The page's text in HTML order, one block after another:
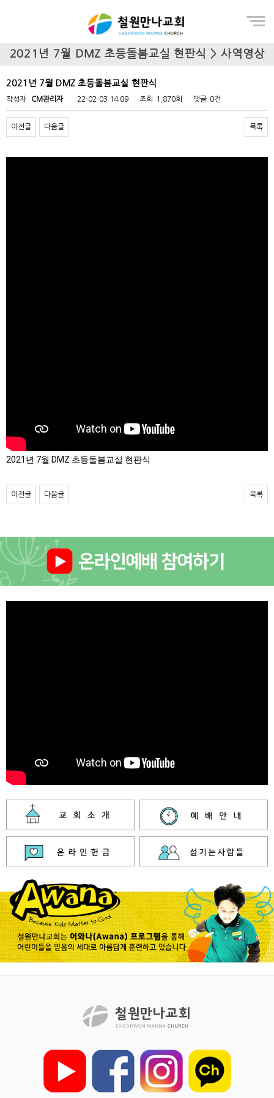
2021년 7월 DMZ 초등돌봄교실 현판식 > 사역영상
2021년 7월 DMZ 초등돌봄교실 현판식
작성자 CM관리자 22-02-03 14:09 조회 1,870회 댓글 0건
이전글 다음글 목록
2021년 7월 DMZ 초등돌봄교실 현판식
이전글 다음글 목록